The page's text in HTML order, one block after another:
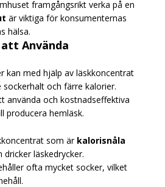
framgångsrikt verka på en
är viktiga för konsumenternas
hälsa.
Använda
kan med hjälp av läskkoncentrat
och färre kalorier.
använda och kostnadseffektiva
producera hemläsk.
som är kalorisnåla
läskedrycker.
ofta mycket socker, vilket